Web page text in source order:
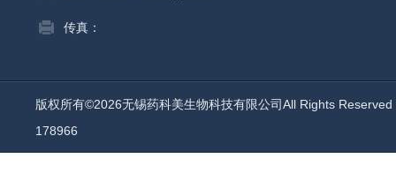
传真：
版权所有©2026无锡药科美生物科技有限公司All Rights
178966